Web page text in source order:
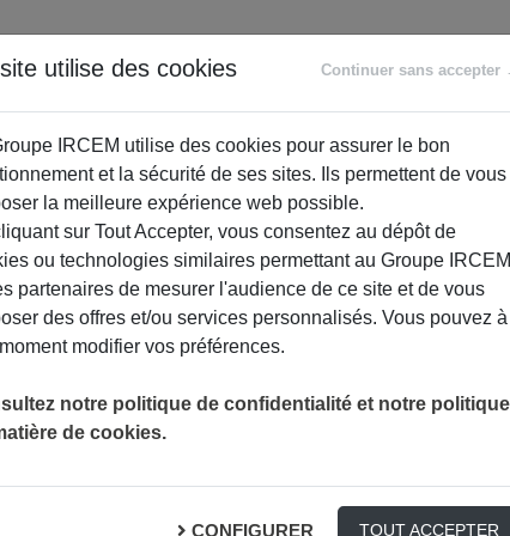
RETRAITE
ACCOMPAGNEMENT
la Sécurité sociale
remboursement pour déterminer le montant de son
effectivement versé à l’assuré par l’assurance maladie
utilise des cookies Continuer sans accepter
IRCEM utilise des cookies pour assurer le bon
et la sécurité de ses sites. Ils permettent de vous
la meilleure expérience web possible.
sur Tout Accepter, vous consentez au dépôt de
ou technologies similaires permettant au Groupe IRCEM
partenaires de mesurer l'audience de ce site et de vous
des offres et/ou services personnalisés. Vous pouvez à
modifier vos préférences.
notre politique de confidentialité et notre politique
de cookies.
CONFIGURER TOUT ACCEPTER